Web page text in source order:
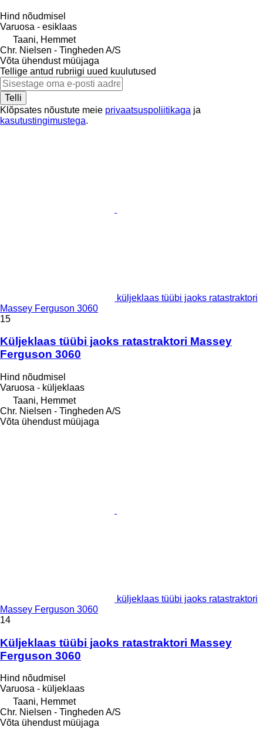
Hind nõudmisel
Varuosa - esiklaas
Taani, Hemmet
Chr. Nielsen - Tingheden A/S
Võta ühendust müüjaga
Tellige antud rubriigi uued kuulutused
Telli
Klõpsates nõustute meie privaatsuspoliitikaga ja
kasutustingimustega.
küljeklaas tüübi jaoks ratastraktori
Massey Ferguson 3060
15
Küljeklaas tüübi jaoks ratastraktori Massey
Ferguson 3060
Hind nõudmisel
Varuosa - küljeklaas
Taani, Hemmet
Chr. Nielsen - Tingheden A/S
Võta ühendust müüjaga
küljeklaas tüübi jaoks ratastraktori
Massey Ferguson 3060
14
Küljeklaas tüübi jaoks ratastraktori Massey
Ferguson 3060
Hind nõudmisel
Varuosa - küljeklaas
Taani, Hemmet
Chr. Nielsen - Tingheden A/S
Võta ühendust müüjaga